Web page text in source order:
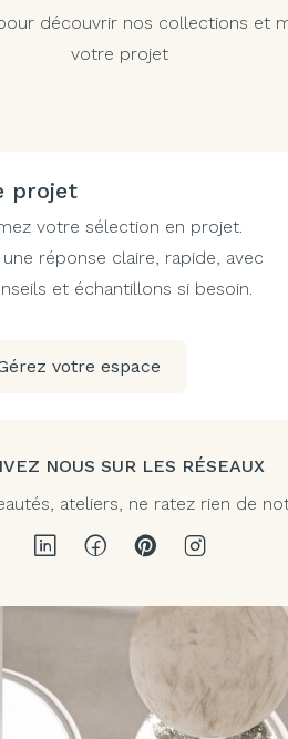
découvrir nos collections et
votre projet
projet
votre sélection en projet.
une réponse claire, rapide, avec
et échantillons si besoin.
votre espace
NOUS SUR LES RÉSEAUX
ateliers, ne ratez rien de